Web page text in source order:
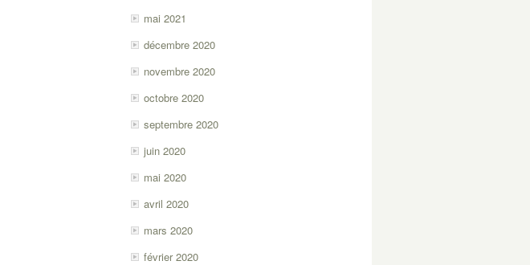
mai 2021
décembre 2020
novembre 2020
octobre 2020
septembre 2020
juin 2020
mai 2020
avril 2020
mars 2020
février 2020